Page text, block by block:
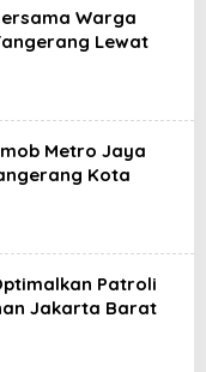
Warga
Lewat
Metro Jaya
Kota
Patroli
Jakarta Barat